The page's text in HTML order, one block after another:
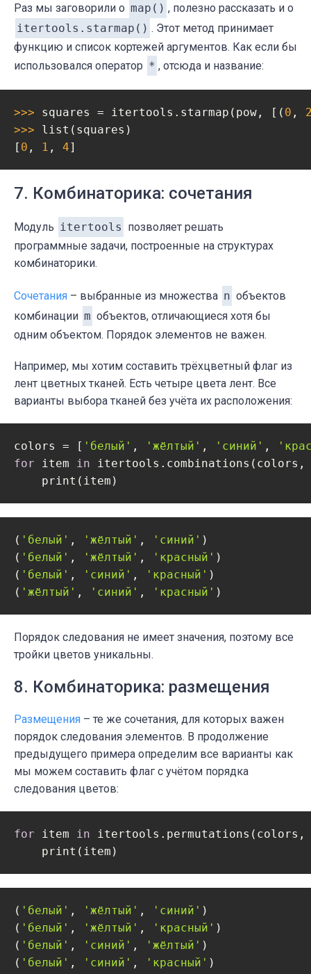
Раз мы заговорили о map() , полезно рассказать и о
itertools.starmap() . Этот метод принимает
функцию и список кортежей аргументов. Как если бы
использовался оператор * , отсюда и название:
>>> squares = itertools.starmap(pow, [( 0 ,
>>> list(squares)
[ 0 , 1 , 4]
7. Комбинаторика: сочетания
Модуль itertools позволяет решать
программные задачи, построенные на структурах
комбинаторики.
Сочетания – выбранные из множества n объектов
комбинации m объектов, отличающиеся хотя бы
одним объектом. Порядок элементов не важен.
Например, мы хотим составить трёхцветный флаг из
лент цветных тканей. Есть четыре цвета лент. Все
варианты выбора тканей без учёта их расположения:
colors = [ 'белый' , 'жёлтый' , 'синий' ,
for item in
    print(item)
( 'белый' , 'жёлтый' , 'синий' )
( 'белый' , 'жёлтый' , 'красный' )
( 'белый' , 'синий' , 'красный' )
( 'жёлтый' , 'синий' , 'красный' )
Порядок следования не имеет значения, поэтому все
тройки цветов уникальны.
8. Комбинаторика: размещения
Размещения – те же сочетания, для которых важен
порядок следования элементов. В продолжение
предыдущего примера определим все варианты как
мы можем составить флаг с учётом порядка
следования цветов:
for item in
    print(item)
( 'белый' , 'жёлтый' , 'синий' )
( 'белый' , 'жёлтый' , 'красный' )
( 'белый' , 'синий' , 'жёлтый' )
( 'белый' , 'синий' , 'красный' )